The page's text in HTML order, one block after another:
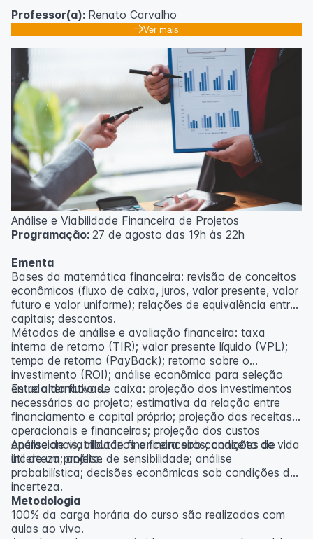
Professor(a): Renato Carvalho
Ver mais
Análise e Viabilidade Financeira de Projetos
Programação: 27 de agosto das 19h às 22h
Ementa
Bases da matemática financeira: revisão de conceitos
econômicos (fluxo de caixa, juros, valor presente, valor
futuro e valor uniforme); relações de equivalência entre
capitais; descontos.
Métodos de análise e avaliação financeira: taxa
interna de retorno (TIR); valor presente líquido (VPL);
tempo de retorno (PayBack); retorno sobre o
investimento (ROI); análise econômica para seleção
entre alternativas.
Estudo do fluxo de caixa: projeção dos investimentos
necessários ao projeto; estimativa da relação entre
financiamento e capital próprio; projeção das receitas
operacionais e financeiras; projeção dos custos
operacionais, tributários e financeiros; conceito de vida
útil de um projeto.
Análise de viabilidade financeira sob condições de
incerteza; análise de sensibilidade; análise
probabilística; decisões econômicas sob condições de
incerteza.
Metodologia
100% da carga horária do curso são realizadas com
aulas ao vivo.